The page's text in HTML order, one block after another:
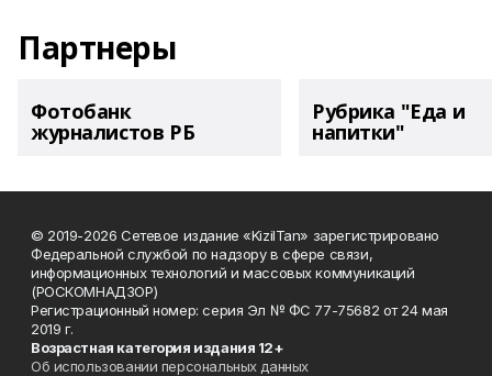
Партнеры
Фотобанк
журналистов РБ
Рубрика "Еда и
напитки"
© 2019-2026 Сетевое издание «KizilTan» зарегистрировано
Федеральной службой по надзору в сфере связи,
информационных технологий и массовых коммуникаций
(РОСКОМНАДЗОР)
Регистрационный номер: серия Эл № ФС 77-75682 от 24 мая
2019 г.
Возрастная категория издания 12+
Об использовании персональных данных